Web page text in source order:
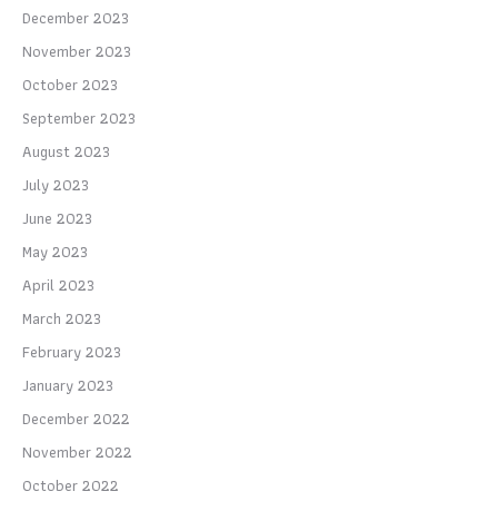
December 2023
November 2023
October 2023
September 2023
August 2023
July 2023
June 2023
May 2023
April 2023
March 2023
February 2023
January 2023
December 2022
November 2022
October 2022